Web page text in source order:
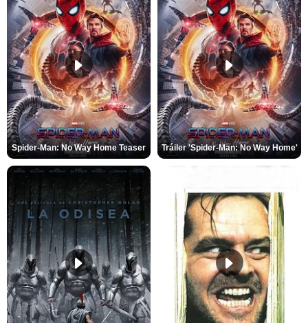
Spider-Man: No Way Home Teaser Tráiler 'Spider-Man: No Way Home'